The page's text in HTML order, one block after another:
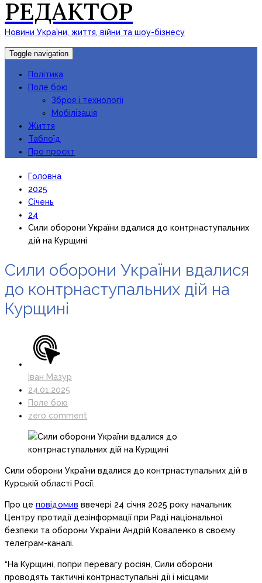
РЕДАКТОР
Новини України, життя, війни та шоу-бізнесу
Toggle navigation
Політика
Поле бою
Зброя і технології
Мобілізація
Життя
Таблоїд
Про проєкт
Головна
2025
Січень
24
Сили оборони України вдалися до контрнаступальних
дій на Курщині
Сили оборони України вдалися
до контрнаступальних дій на
Курщині
Іван Мазур
24.01.2025
Поле бою
zero comment
Сили оборони України вдалися до контрнаступальних дій в
Курській області Росії.
Про це повідомив ввечері 24 січня 2025 року начальник
Центру протидії дезінформації при Раді національної
безпеки та оборони України Андрій Коваленко в своєму
телеграм-каналі.
“На Курщині, попри перевагу росіян, Сили оборони
проводять тактичні контрнаступальні дії і місцями